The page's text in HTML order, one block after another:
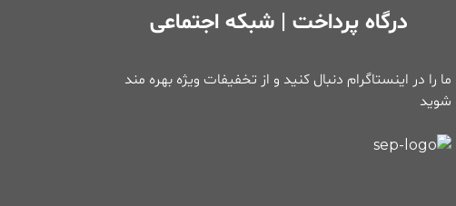
درگاه پرداخت | شبکه اجتماعی
ما را در اینستاگرام دنبال کنید و از تخفیفات ویژه بهره مند
شوید